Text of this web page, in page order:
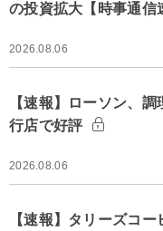
の投資拡大【時事通信
2026.08.06
【速報】ローソン、
行店で好評
2026.08.06
【速報】タリーズコ